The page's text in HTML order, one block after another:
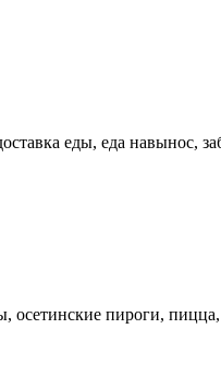
еды, еда навынос,
пироги,